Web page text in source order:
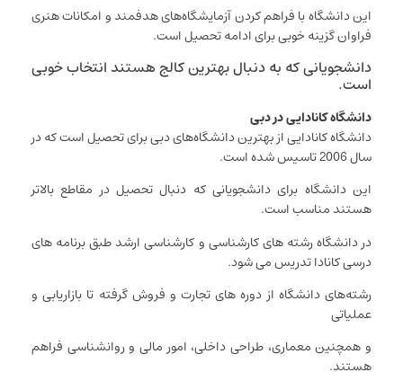
این دانشگاه با فراهم کردن آزمایشگاه‌های هدفمند و امکانات هنری
فراوان گزینه خوبی برای ادامه تحصیل است.
دانشجویانی که به دنبال بهترین کالج هستند انتخاب خوبی
است.
دانشگاه کانادایی در دبی
دانشگاه کانادایی از بهترین دانشگاه‌های دبی برای تحصیل است که در
سال 2006 تاسیس شده است.
این دانشگاه برای دانشجویانی که دنبال تحصیل در مقاطع بالاتر
هستند مناسب است.
در دانشگاه رشته های کارشناسی و کارشناسی ارشد طبق برنامه های
درسی کانادا تدریس می شود.
رشته‌های دانشگاه از دوره های تجارت و فروش گرفته تا بازاریابی و
عملیاتی
و همچنین معماری، طراحی داخلی، امور مالی و روانشناسی فراهم
هستند.